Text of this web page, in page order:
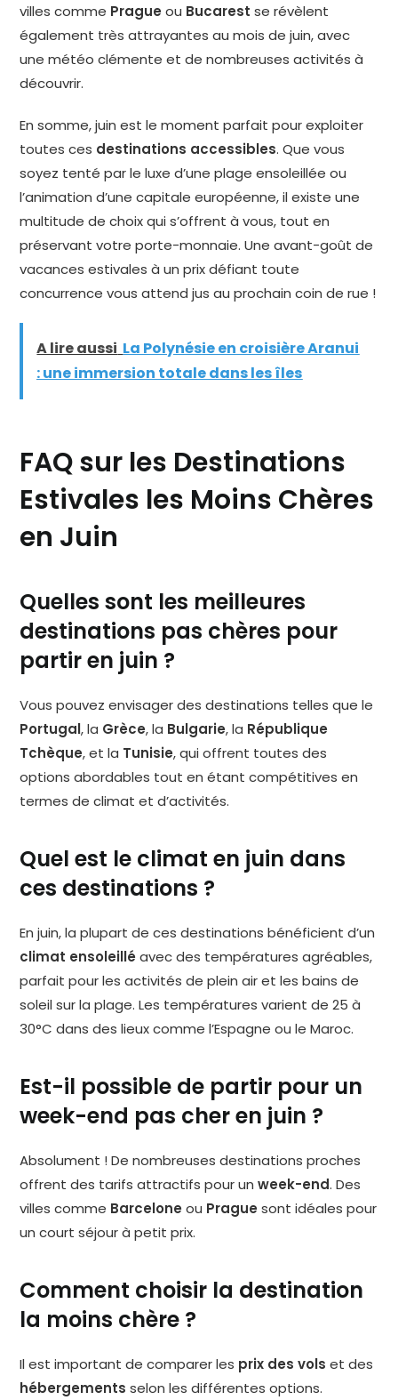
villes comme Prague ou Bucarest se révèlent
également très attrayantes au mois de juin, avec
une météo clémente et de nombreuses activités à
découvrir.
En somme, juin est le moment parfait pour exploiter
toutes ces destinations accessibles. Que vous
soyez tenté par le luxe d’une plage ensoleillée ou
l’animation d’une capitale européenne, il existe une
multitude de choix qui s’offrent à vous, tout en
préservant votre porte-monnaie. Une avant-goût de
vacances estivales à un prix défiant toute
concurrence vous attend jus au prochain coin de rue !
A lire aussi La Polynésie en croisière Aranui
: une immersion totale dans les îles
FAQ sur les Destinations
Estivales les Moins Chères
en Juin
Quelles sont les meilleures
destinations pas chères pour
partir en juin ?
Vous pouvez envisager des destinations telles que le
Portugal, la Grèce, la Bulgarie, la République
Tchèque, et la Tunisie, qui offrent toutes des
options abordables tout en étant compétitives en
termes de climat et d’activités.
Quel est le climat en juin dans
ces destinations ?
En juin, la plupart de ces destinations bénéficient d’un
climat ensoleillé avec des températures agréables,
parfait pour les activités de plein air et les bains de
soleil sur la plage. Les températures varient de 25 à
30°C dans des lieux comme l’Espagne ou le Maroc.
Est-il possible de partir pour un
week-end pas cher en juin ?
Absolument ! De nombreuses destinations proches
offrent des tarifs attractifs pour unweek-end. Des
villes comme Barcelone ou Prague sont idéales pour
un court séjour à petit prix.
Comment choisir la destination
la moins chère ?
Il est important de comparer les prix des vols et des
hébergements selon les différentes options.